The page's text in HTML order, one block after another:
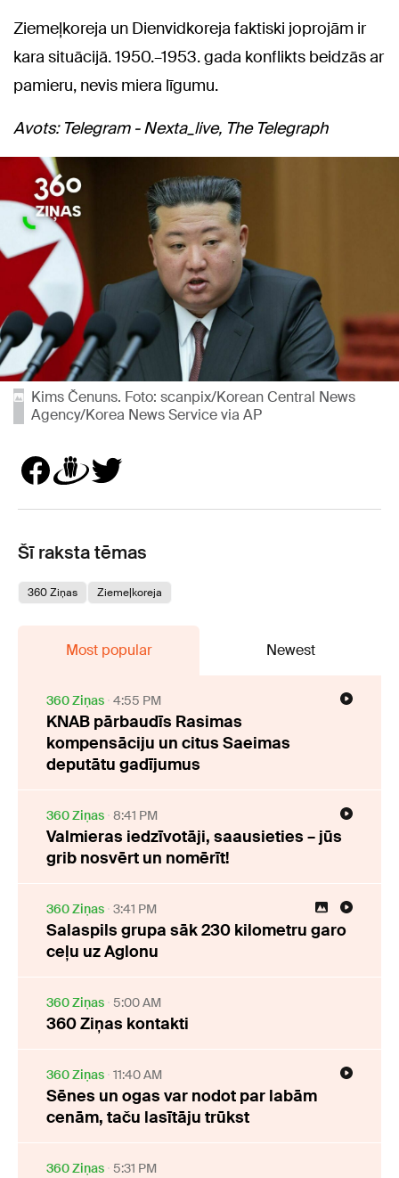
Ziemeļkoreja un Dienvidkoreja faktiski joprojām ir
kara situācijā. 1950.–1953. gada konflikts beidzās ar
pamieru, nevis miera līgumu.
Avots: Telegram - Nexta_live, The Telegraph
Kims Čenuns. Foto: scanpix/Korean Central News
Agency/Korea News Service via AP
Šī raksta tēmas
360 Ziņas Ziemeļkoreja
Most popular Newest
360 Ziņas 4:55 PM
KNAB pārbaudīs Rasimas
kompensāciju un citus Saeimas
deputātu gadījumus
360 Ziņas 8:41 PM
Valmieras iedzīvotāji, saausieties – jūs
grib nosvērt un nomērīt!
360 Ziņas 3:41 PM
Salaspils grupa sāk 230 kilometru garo
ceļu uz Aglonu
360 Ziņas 5:00 AM
360 Ziņas kontakti
360 Ziņas 11:40 AM
Sēnes un ogas var nodot par labām
cenām, taču lasītāju trūkst
360 Ziņas 5:31 PM